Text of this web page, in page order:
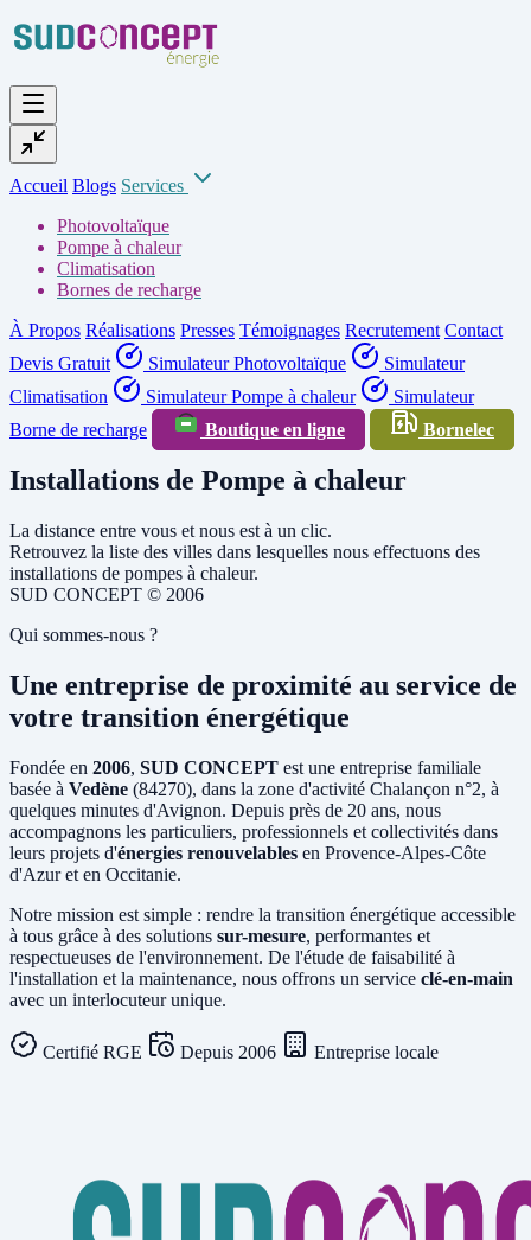
Accueil Blogs Services
Photovoltaïque
Pompe à chaleur
Climatisation
Bornes de recharge
À Propos Réalisations Presses Témoignages Recrutement Contact
Devis Gratuit
Simulateur Photovoltaïque
Simulateur
Climatisation
Simulateur Pompe à chaleur
Simulateur
Borne de recharge
Boutique en ligne Bornelec
Installations de Pompe à chaleur
La distance entre vous et nous est à un clic.
Retrouvez la liste des villes dans lesquelles nous effectuons des
installations de pompes à chaleur.
SUD CONCEPT © 2006
Qui sommes-nous ?
Une entreprise de proximité au service de
votre transition énergétique
Fondée en 2006, SUD CONCEPT est une entreprise familiale
basée à Vedène (84270), dans la zone d'activité Chalançon n°2, à
quelques minutes d'Avignon. Depuis près de 20 ans, nous
accompagnons les particuliers, professionnels et collectivités dans
leurs projets d'énergies renouvelables en Provence-Alpes-Côte
d'Azur et en Occitanie.
Notre mission est simple : rendre la transition énergétique accessible
à tous grâce à des solutions sur-mesure, performantes et
respectueuses de l'environnement. De l'étude de faisabilité à
l'installation et la maintenance, nous offrons un service clé-en-main
avec un interlocuteur unique.
Certifié RGE Depuis 2006 Entreprise locale